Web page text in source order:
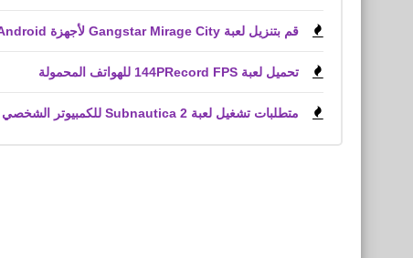
قم بتنزيل لعبة Gangstar Mirage City لأجهزة Android و iPhone (APK)
تحميل لعبة 144PRecord FPS للهواتف المحمولة
متطلبات تشغيل لعبة Subnautica 2 للكمبيوتر الشخصي